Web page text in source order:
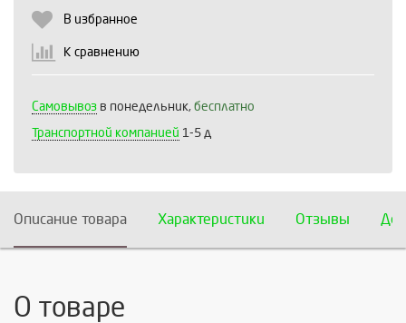
Продолжить
В избранное
К сравнению
Самовывоз в понедельник, бесплатно
Транспортной компанией 1-5 д
Описание товара Характеристики Отзывы
О товаре